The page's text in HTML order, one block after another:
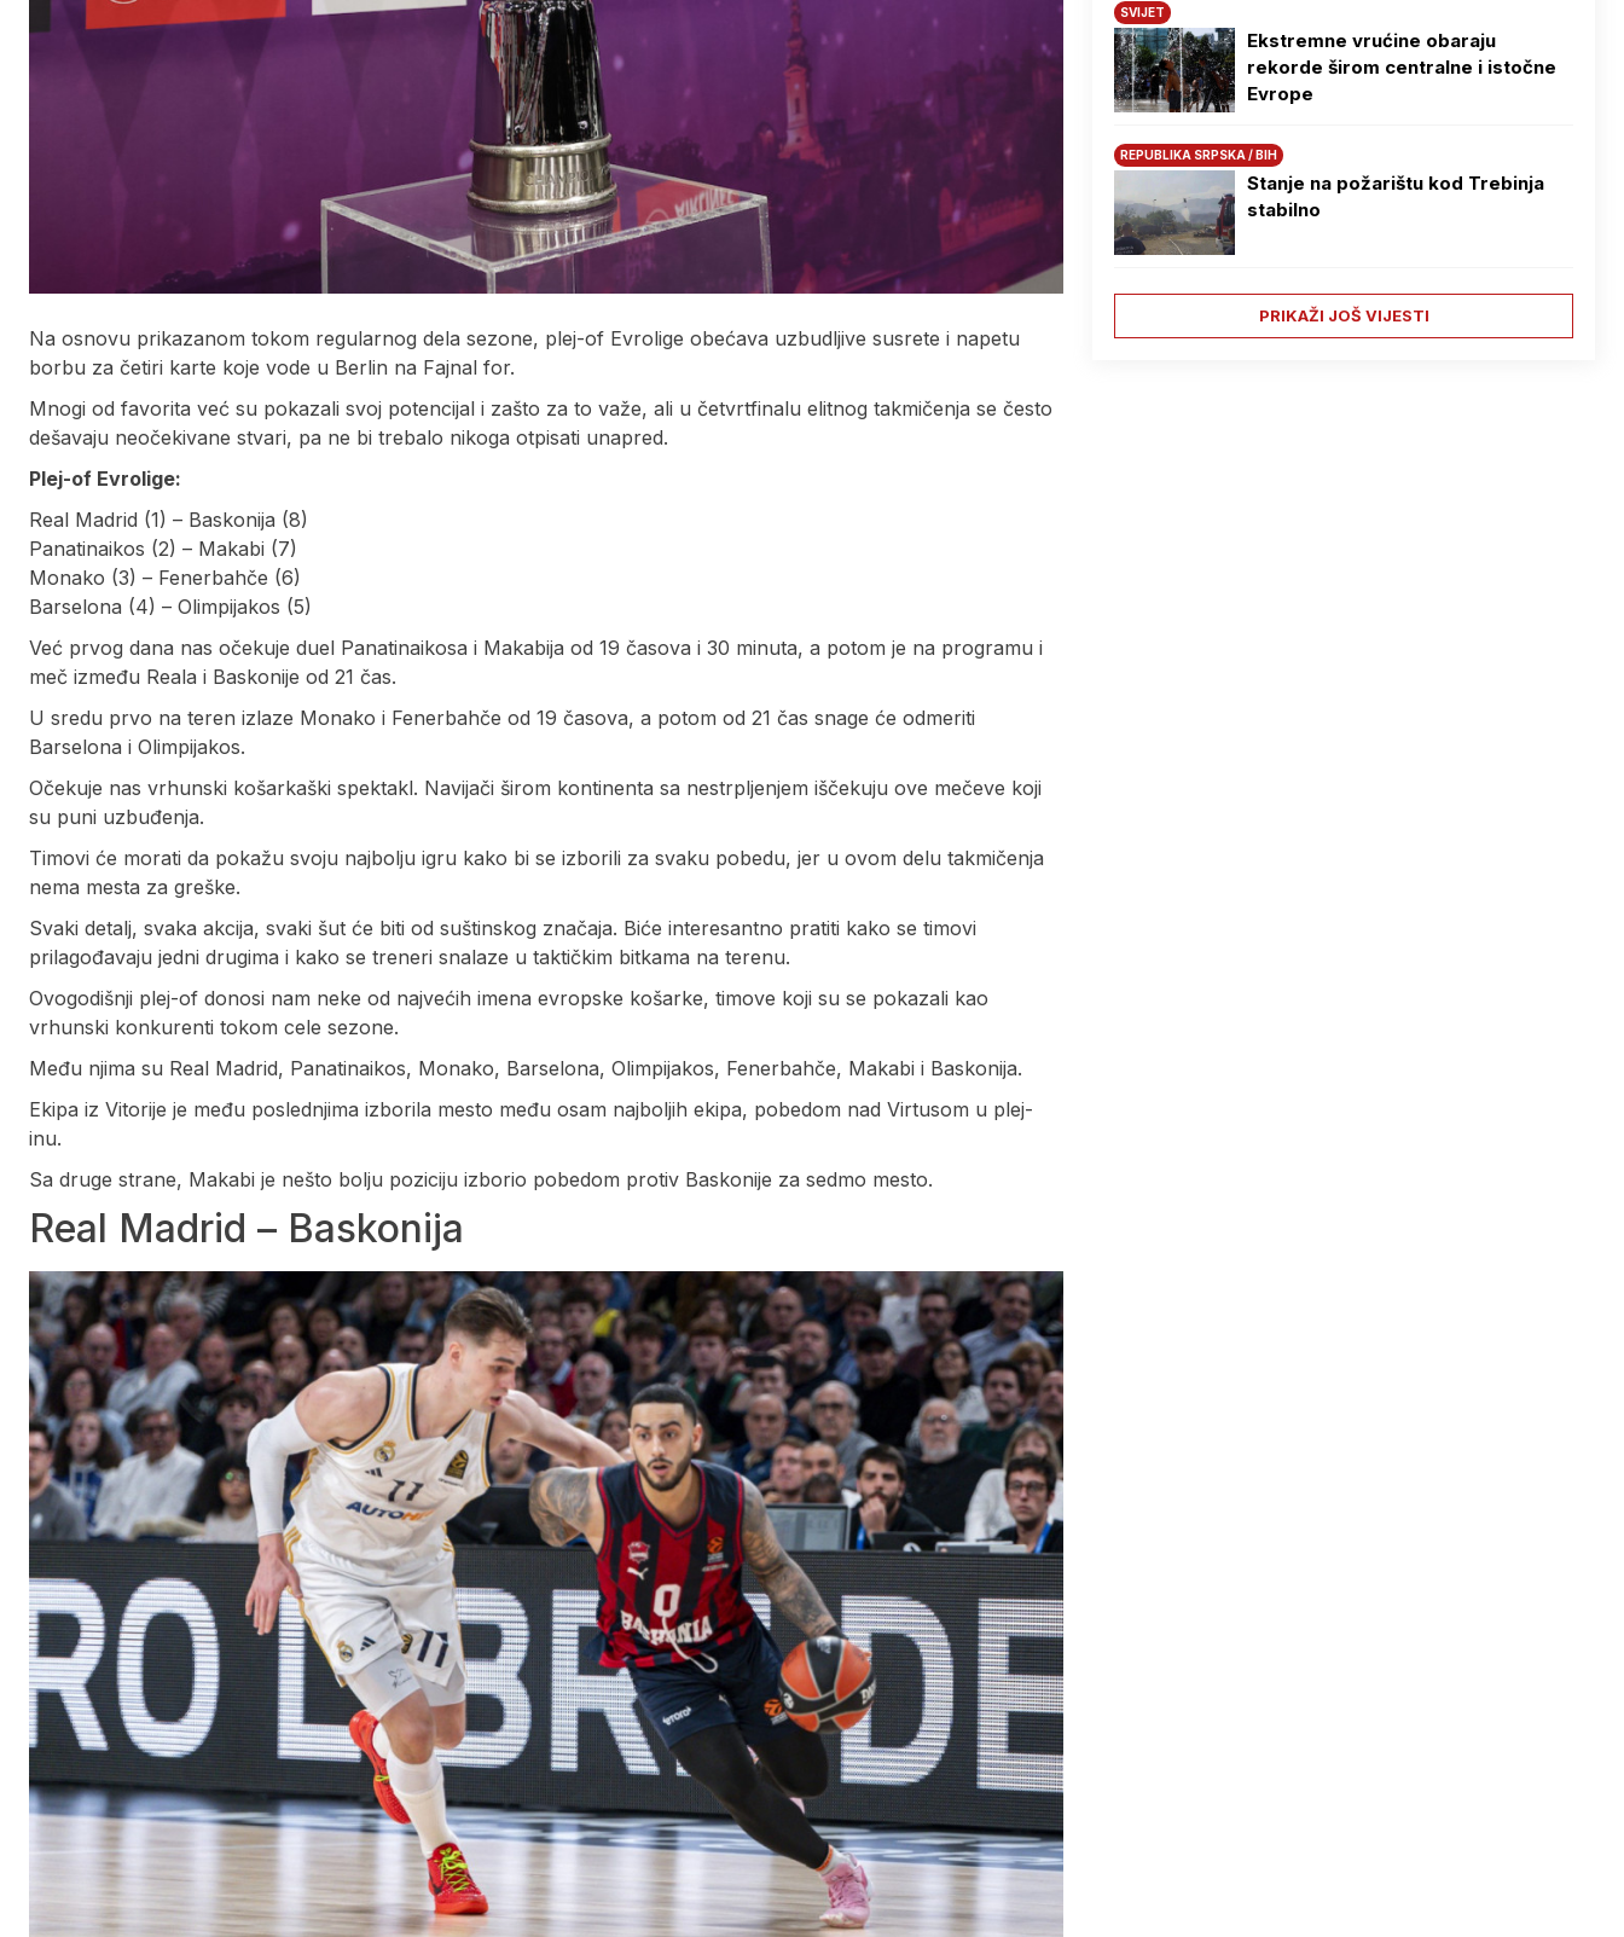
Na osnovu prikazanom tokom regularnog dela sezone, plej-of Evrolige obećava uzbudljive susrete i napetu
borbu za četiri karte koje vode u Berlin na Fajnal for.
Mnogi od favorita već su pokazali svoj potencijal i zašto za to važe, ali u četvrtfinalu elitnog takmičenja se često
dešavaju neočekivane stvari, pa ne bi trebalo nikoga otpisati unapred.
Plej-of Evrolige:
Real Madrid (1) – Baskonija (8)
Panatinaikos (2) – Makabi (7)
Monako (3) – Fenerbahče (6)
Barselona (4) – Olimpijakos (5)
Već prvog dana nas očekuje duel Panatinaikosa i Makabija od 19 časova i 30 minuta, a potom je na programu i
meč između Reala i Baskonije od 21 čas.
U sredu prvo na teren izlaze Monako i Fenerbahče od 19 časova, a potom od 21 čas snage će odmeriti
Barselona i Olimpijakos.
Očekuje nas vrhunski košarkaški spektakl. Navijači širom kontinenta sa nestrpljenjem iščekuju ove mečeve koji
su puni uzbuđenja.
Timovi će morati da pokažu svoju najbolju igru kako bi se izborili za svaku pobedu, jer u ovom delu takmičenja
nema mesta za greške.
Svaki detalj, svaka akcija, svaki šut će biti od suštinskog značaja. Biće interesantno pratiti kako se timovi
prilagođavaju jedni drugima i kako se treneri snalaze u taktičkim bitkama na terenu.
Ovogodišnji plej-of donosi nam neke od najvećih imena evropske košarke, timove koji su se pokazali kao
vrhunski konkurenti tokom cele sezone.
Među njima su Real Madrid, Panatinaikos, Monako, Barselona, Olimpijakos, Fenerbahče, Makabi i Baskonija.
Ekipa iz Vitorije je među poslednjima izborila mesto među osam najboljih ekipa, pobedom nad Virtusom u plej-
inu.
Sa druge strane, Makabi je nešto bolju poziciju izborio pobedom protiv Baskonije za sedmo mesto.
Real Madrid – Baskonija
SVIJET
Ekstremne vrućine obaraju
rekorde širom centralne i istočne
Evrope
REPUBLIKA SRPSKA / BIH
Stanje na požarištu kod Trebinja
stabilno
PRIKAŽI JOŠ VIJESTI